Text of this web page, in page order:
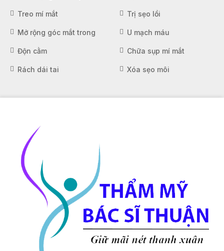
Treo mí mắt Trị sẹo lồi
Mở rộng góc mắt trong U mạch máu
Độn cằm Chữa sụp mí mắt
Rách dái tai Xóa sẹo môi